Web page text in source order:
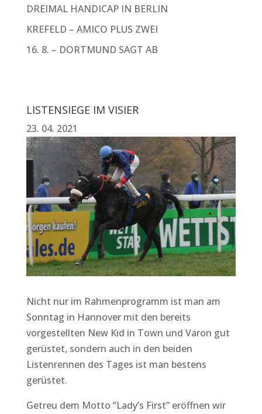
DREIMAL HANDICAP IN BERLIN
KREFELD – AMICO PLUS ZWEI
16. 8. – DORTMUND SAGT AB
LISTENSIEGE IM VISIER
23. 04. 2021
Nicht nur im Rahmenprogramm ist man am
Sonntag in Hannover mit den bereits
vorgestellten New Kid in Town und Varon gut
gerüstet, sondern auch in den beiden
Listenrennen des Tages ist man bestens
gerüstet.
Getreu dem Motto “Lady’s First” eröffnen wir